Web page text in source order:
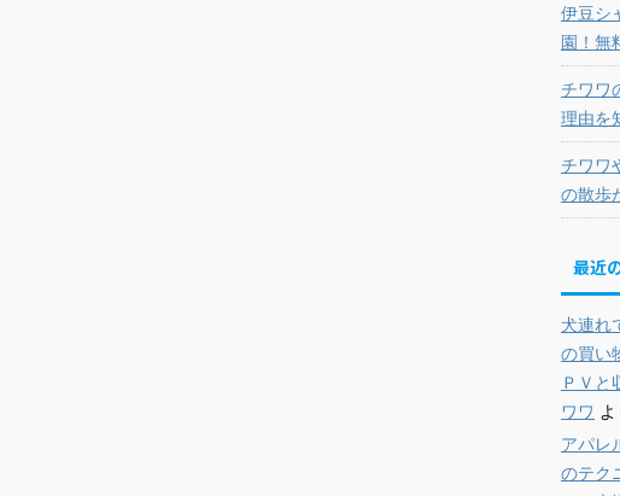
伊豆シ
園！無
チワワ
理由を
チワワ
の散歩
最近
犬連れ
の買い
ＰＶと
ワワ よ
アパレ
のテク